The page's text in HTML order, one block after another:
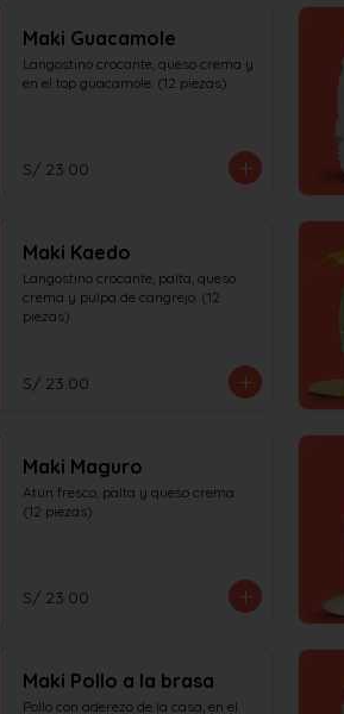
Maki Guacamole
Langostino crocante, queso crema y
en el top guacamole. (12 piezas)
S/ 23.00
Maki Kaedo
Langostino crocante, palta, queso
crema y pulpa de cangrejo. (12
piezas)
S/ 23.00
Maki Maguro
Atún fresco, palta y queso crema.
(12 piezas)
S/ 23.00
Maki Pollo a la brasa
Pollo con aderezo de la casa, en el